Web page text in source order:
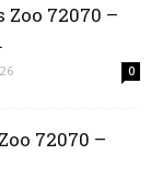
72070 –
0
72070 –